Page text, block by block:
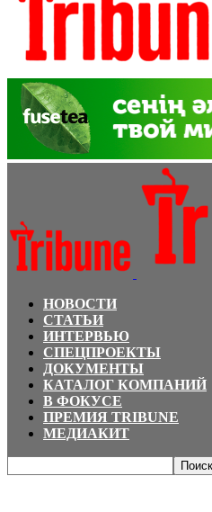
НОВОСТИ
СТАТЬИ
ИНТЕРВЬЮ
СПЕЦПРОЕКТЫ
ДОКУМЕНТЫ
КАТАЛОГ КОМПАНИЙ
В ФОКУСЕ
ПРЕМИЯ TRIBUNE
МЕДИАКИТ